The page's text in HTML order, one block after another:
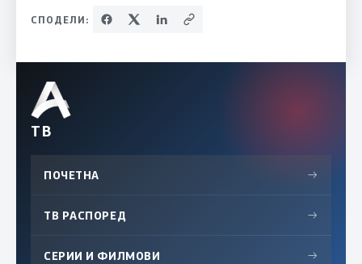
СПОДЕЛИ:
ТВ
ПОЧЕТНА →
ТВ РАСПОРЕД →
СЕРИИ И ФИЛМОВИ →